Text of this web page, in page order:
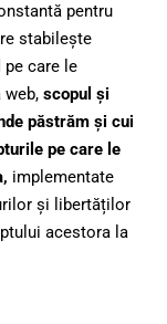
pentru
stabilește
pe care le
scopul și
păstrăm și cui
pe care le
implementate
și libertăților
acestora la